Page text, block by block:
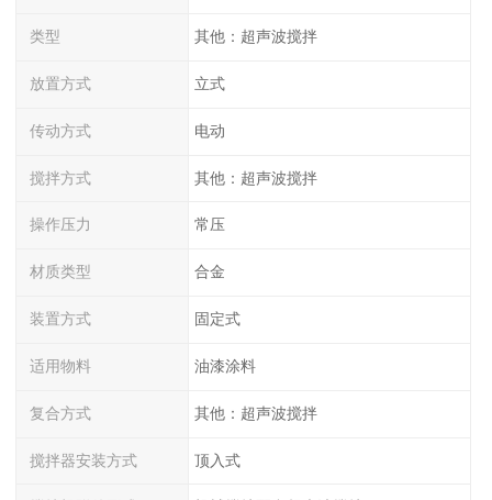
类型 其他：超声波搅拌
放置方式 立式
传动方式 电动
搅拌方式 其他：超声波搅拌
操作压力 常压
材质类型 合金
装置方式 固定式
适用物料 油漆涂料
复合方式 其他：超声波搅拌
搅拌器安装方式 顶入式